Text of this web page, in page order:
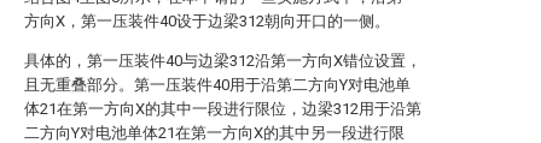
方向X，第一压装件40设于边梁312朝向开口的一侧。
具体的，第一压装件40与边梁312沿第一方向X错位设置，
且无重叠部分。第一压装件40用于沿第二方向Y对电池单
体21在第一方向X的其中一段进行限位，边梁312用于沿第
二方向Y对电池单体21在第一方向X的其中另一段进行限